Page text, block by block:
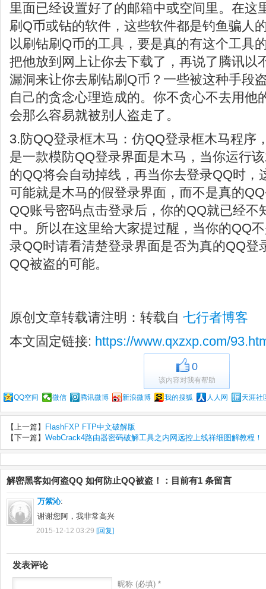
里面已经设置好了的邮箱中或空间里。在这
刷Q币或钻的软件，这些软件都是钓鱼骗人
以刷钻刷Q币的工具，要是真的有这个工具
把他放到网上让你去下载了，再说了腾讯以
漏洞来让你去刷钻刷Q币？一些被这种手段
自己的贪念心理造成的。你不贪心不去用他
会那么容易就被别人盗走了。
3.防QQ登录框木马：仿QQ登录框木马程序
是一款模防QQ登录界面是木马，当你运行
的QQ将会自动掉线，再当你去登录QQ时，
可能就是木马的假登录界面，而不是真的
QQ账号密码点击登录后，你的QQ就已经不
中。所以在这里给大家提过醒，当你的QQ
录QQ时请看清楚登录界面是否为真的QQ登
QQ被盗的可能。
原创文章转载请注明：转载自 七行者博客
本文固定链接: https://www.qxzxp.com/
0
该内容对我有帮助
QQ空间 微信 腾讯微博 新浪微博 我的搜狐 人人网 天涯社
【上一篇】
FlashFXP FTP中文破解版
【下一篇】 WebCrack4路由器密码破解工具之内网远控上线祥细图解教程！
解密黑客如何盗QQ 如何防止QQ被盗！：目前有1 条留言
万紫沁:
谢谢您阿，我非常高兴
2015-12-12 03:29 [回复]
发表评论
昵称 (必填) *